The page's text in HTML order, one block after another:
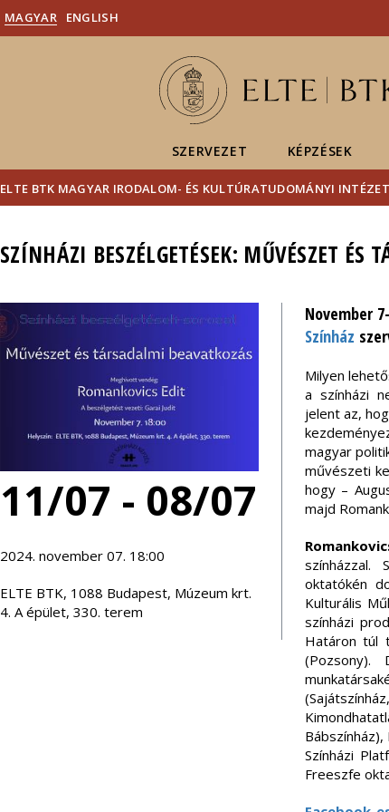
MAGYAR ENGLISH
SZERVEZET KÉPZÉSEK
ELTE BTK MAGYAR IRODALOM- ÉS KULTÚRATUDOMÁNYI INTÉZET
SZÍNHÁZI BESZÉLGETÉSEK: MŰVÉSZET ÉS
11/07 - 08/07
2024. november 07. 18:00
ELTE BTK, 1088 Budapest, Múzeum krt.
4. A épület, 330. terem
November
Színház
Milyen
a színházi
jelent az,
magyar
művészeti
hogy –
majd
színházzal.
oktatókén
Kulturális
színházi
Határon túl
Színházi
Freeszfe